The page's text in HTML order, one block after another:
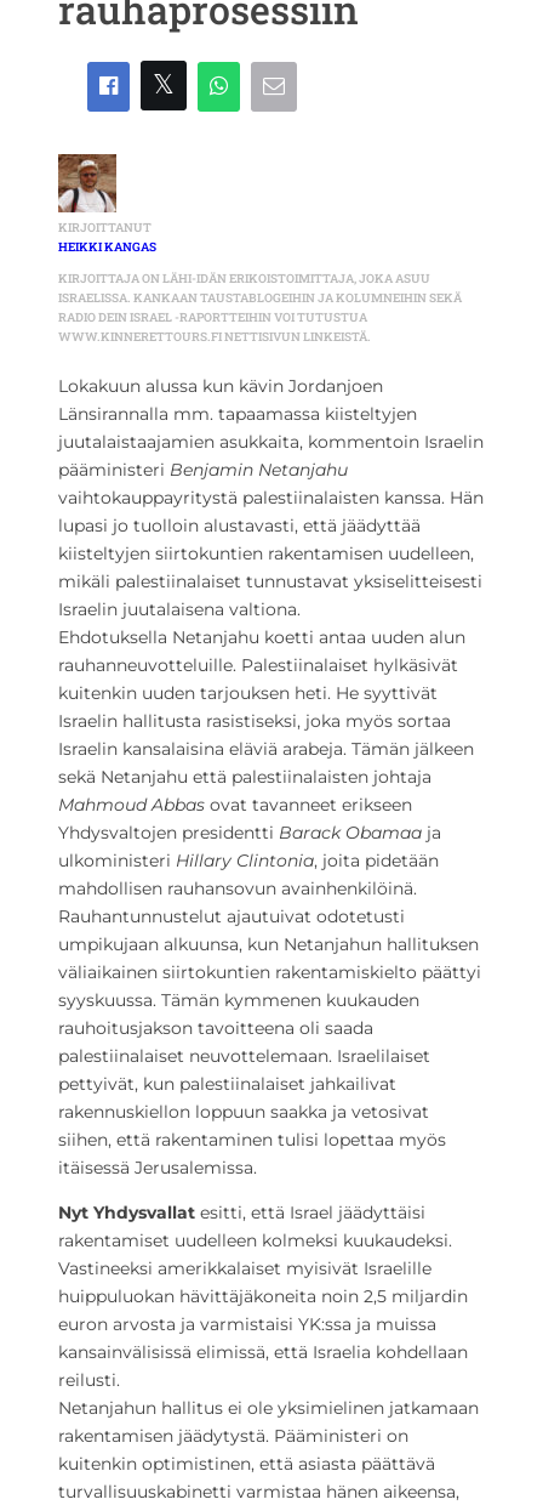
KIRJOITTANUT
HEIKKI KANGAS
KIRJOITTAJA ON LÄHI-IDÄN ERIKOISTOIMITTAJA, JOKA ASUU
ISRAELISSA. KANKAAN TAUSTABLOGEIHIN JA KOLUMNEIHIN SEKÄ
RADIO DEIN ISRAEL -RAPORTTEIHIN VOI TUTUSTUA
WWW.KINNERETTOURS.FI NETTISIVUN LINKEISTÄ.
Lokakuun alussa kun kävin Jordanjoen
Länsirannalla mm. tapaamassa kiisteltyjen
juutalaistaajamien asukkaita, kommentoin Israelin
pääministeri Benjamin Netanjahu
vaihtokauppayritystä palestiinalaisten kanssa. Hän
lupasi jo tuolloin alustavasti, että jäädyttää
kiisteltyjen siirtokuntien rakentamisen uudelleen,
mikäli palestiinalaiset tunnustavat yksiselitteisesti
Israelin juutalaisena valtiona.
Ehdotuksella Netanjahu koetti antaa uuden alun
rauhanneuvotteluille. Palestiinalaiset hylkäsivät
kuitenkin uuden tarjouksen heti. He syyttivät
Israelin hallitusta rasistiseksi, joka myös sortaa
Israelin kansalaisina eläviä arabeja. Tämän jälkeen
sekä Netanjahu että palestiinalaisten johtaja
Mahmoud Abbas ovat tavanneet erikseen
Yhdysvaltojen presidentti Barack Obamaa ja
ulkoministeri Hillary Clintonia, joita pidetään
mahdollisen rauhansovun avainhenkilöinä.
Rauhantunnustelut ajautuivat odotetusti
umpikujaan alkuunsa, kun Netanjahun hallituksen
väliaikainen siirtokuntien rakentamiskielto päättyi
syyskuussa. Tämän kymmenen kuukauden
rauhoitusjakson tavoitteena oli saada
palestiinalaiset neuvottelemaan. Israelilaiset
pettyivät, kun palestiinalaiset jahkailivat
rakennuskiellon loppuun saakka ja vetosivat
siihen, että rakentaminen tulisi lopettaa myös
itäisessä Jerusalemissa.
Nyt Yhdysvallat esitti, että Israel jäädyttäisi
rakentamiset uudelleen kolmeksi kuukaudeksi.
Vastineeksi amerikkalaiset myisivät Israelille
huippuluokan hävittäjäkoneita noin 2,5 miljardin
euron arvosta ja varmistaisi YK:ssa ja muissa
kansainvälisissä elimissä, että Israelia kohdellaan
reilusti.
Netanjahun hallitus ei ole yksimielinen jatkamaan
rakentamisen jäädytystä. Pääministeri on
kuitenkin optimistinen, että asiasta päättävä
turvallisuuskabinetti varmistaa hänen aikeensa,